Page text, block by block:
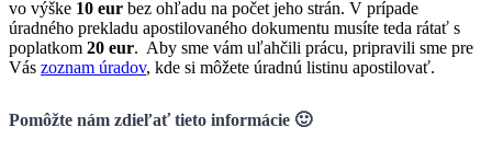
vo výške 10 eur bez ohľadu na počet jeho strán. V prípade
úradného prekladu apostilovaného dokumentu musíte teda rátať s
poplatkom 20 eur. Aby sme vám uľahčili prácu, pripravili sme pre
Vás zoznam úradov, kde si môžete úradnú listinu apostilovať.
Pomôžte nám zdieľať tieto informácie 🙂